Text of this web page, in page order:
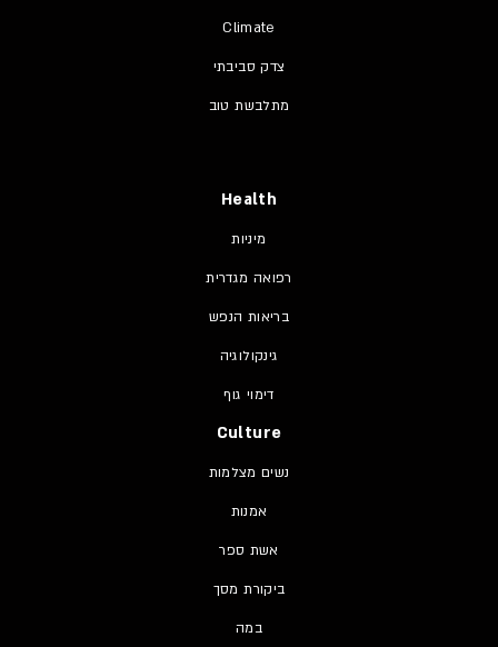
Climate
צדק סביבתי
מתלבשת טוב
Health
מיניות
רפואה מגדרית
בריאות הנפש
גינקולוגיה
דימוי גוף
Culture
נשים מצלמות
אמנות
אשת ספר
ביקורת מסך
במה